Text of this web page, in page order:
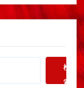
検
索